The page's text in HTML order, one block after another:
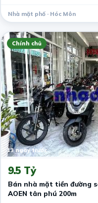
Nhà mặt phố · Hóc Môn
Chính chủ
13 ngày trước
9.5 Tỷ
Bán nhà mặt tiền đường
AOEN tân phú 200m